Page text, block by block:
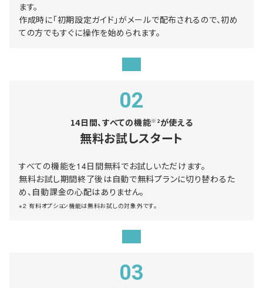
ます。
作成時に「初期設定ガイド」がメールで配布されるので、初め
ての方でもすぐに操作を始められます。
02
14日間、すべての機能※2が使える
無料お試しスタート
すべての機能を14日間無料でお試しいただけます。
無料お試し期間終了後は自動で無料プランに切り替わるた
め、自動課金の心配はありません。
※2 有料オプション機能は無料お試しの対象外です。
03